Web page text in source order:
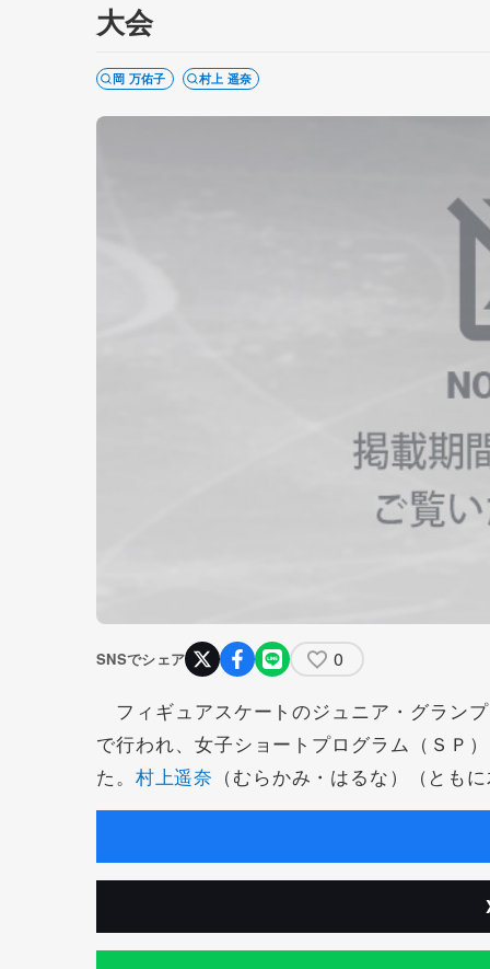
大会
岡 万佑子 村上 遥奈
SNSでシェア 0
フィギュアスケートのジュニア・グラン
で行われ、女子ショートプログラム（ＳＰ
た。 村上遥奈 （むらかみ・はるな）（とも